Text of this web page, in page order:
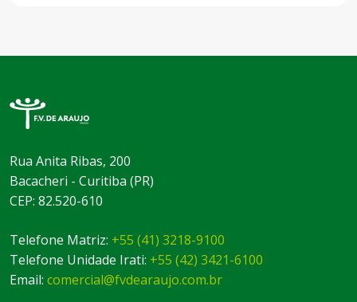
Rua Anita Ribas, 200
Bacacheri - Curitiba (PR)
CEP: 82.520-610
Telefone Matriz: +55 (41) 3218-9100
Telefone Unidade Irati: +55 (42) 3421-6100
Email: comercial@fvdearaujo.com.br